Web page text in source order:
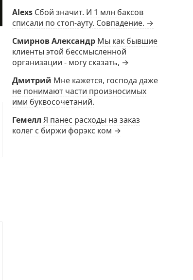
Alexs Сбой значит. И 1 млн баксов
списали по стоп-ауту. Совпадение. →
Смирнов Александр Мы как бывшие
клиенты этой бессмысленной
организации - могу сказать, →
Дмитрий Мне кажется, господа даже
не понимают части произносимых
ими буквосочетаний.
Гемелл Я панес расходы на заказ
колег с биржи форэкс ком →